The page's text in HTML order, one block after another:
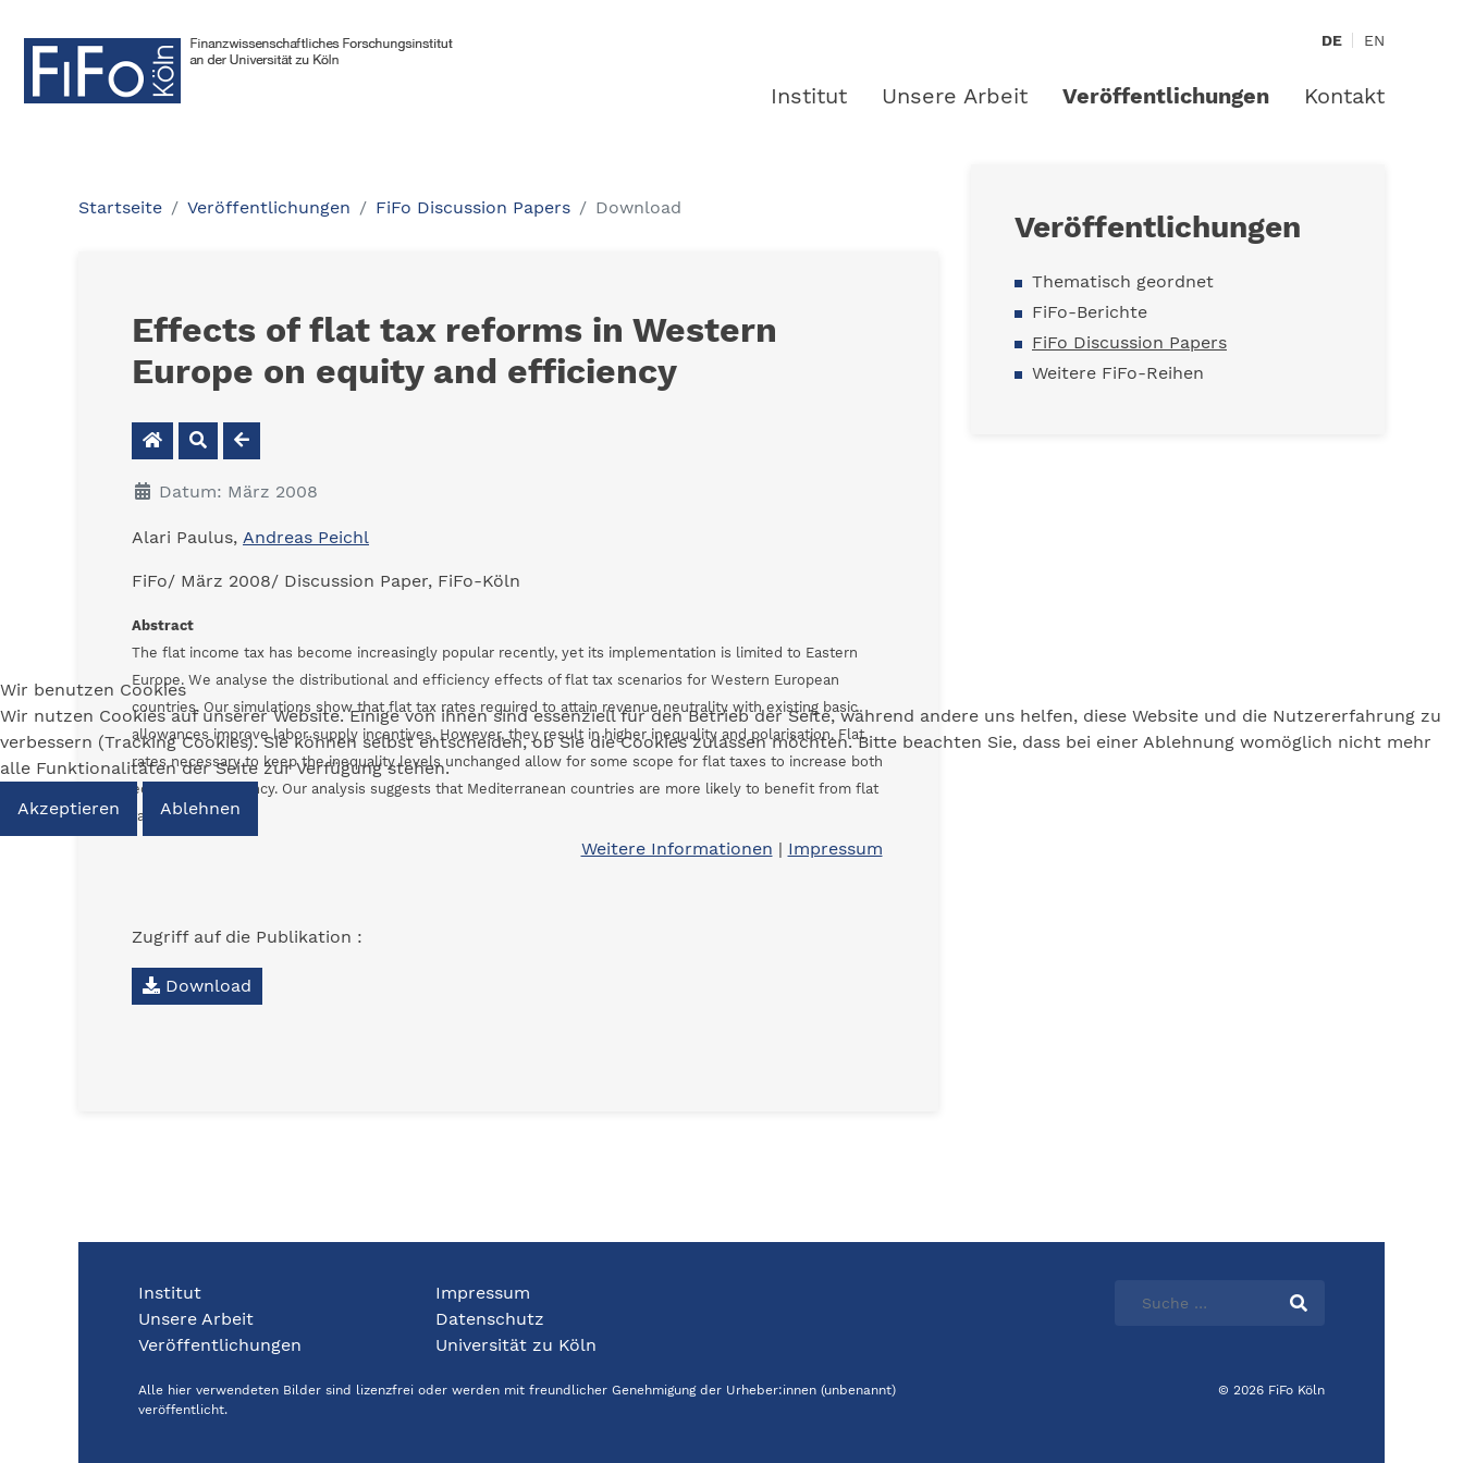
DE EN
Institut Unsere Arbeit Veröffentlichungen Kontakt
Startseite Veröffentlichungen FiFo Discussion Papers Download
Effects of flat tax reforms in Western
Europe on equity and efficiency
Datum: März 2008
Alari Paulus, Andreas Peichl
FiFo/ März 2008/ Discussion Paper, FiFo-Köln
Abstract
The flat income tax has become increasingly popular recently, yet its implementation is limited to Eastern
Europe. We analyse the distributional and efficiency effects of flat tax scenarios for Western European
countries. Our simulations show that flat tax rates required to attain revenue neutrality with existing basic
allowances improve labor supply incentives. However, they result in higher inequality and polarisation. Flat
rates necessary to keep the inequality levels unchanged allow for some scope for flat taxes to increase both
equity and efficiency. Our analysis suggests that Mediterranean countries are more likely to benefit from flat
taxes.
Zugriff auf die Publikation :
Download
Veröffentlichungen
Thematisch geordnet
FiFo-Berichte
FiFo Discussion Papers
Weitere FiFo-Reihen
Institut
Impressum
Unsere Arbeit
Datenschutz
Veröffentlichungen
Universität zu Köln
Alle hier verwendeten Bilder sind lizenzfrei oder werden mit freundlicher Genehmigung der Urheber:innen (unbenannt)
veröffentlicht.
© 2026 FiFo Köln
Wir benutzen Cookies
Wir nutzen Cookies auf unserer Website. Einige von ihnen sind essenziell für den Betrieb der Seite, während andere uns helfen, diese Website und die Nutzererfahrung zu
verbessern (Tracking Cookies). Sie können selbst entscheiden, ob Sie die Cookies zulassen möchten. Bitte beachten Sie, dass bei einer Ablehnung womöglich nicht mehr
alle Funktionalitäten der Seite zur Verfügung stehen.
Akzeptieren
Ablehnen
Weitere Informationen | Impressum